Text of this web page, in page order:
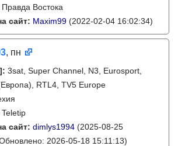
Правда Востока
сайт: Maxim99 (2022-02-04 16:02:34)
, пн
: 3sat, Super Channel, N3, Eurosport,
RTL4, TV5 Europe
Teletip
сайт: dimlys1994 (2025-08-25
2026-05-18 15:11:13)